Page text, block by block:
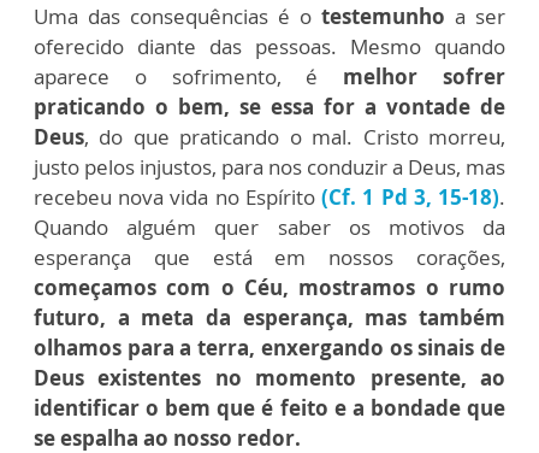
Uma das consequências é o testemunho a ser
oferecido diante das pessoas. Mesmo quando
aparece o sofrimento, é melhor sofrer
praticando o bem, se essa for a vontade de
Deus, do que praticando o mal. Cristo morreu,
justo pelos injustos, para nos conduzir a Deus, mas
recebeu nova vida no Espírito(Cf. 1 Pd 3, 15-18).
Quando alguém quer saber os motivos da
esperança que está em nossos corações,
começamos com o Céu, mostramos o rumo
futuro, a meta da esperança, mas também
olhamos para a terra, enxergando os sinais de
Deus existentes no momento presente, ao
identificar o bem que é feito e a bondade que
se espalha ao nosso redor.